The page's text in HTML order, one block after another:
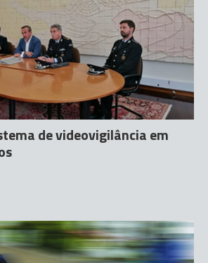
de videovigilância em